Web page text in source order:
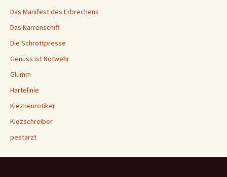
Das Manifest des Erbrechens
Das Narrenschiff
Die Schrottpresse
Genuss ist Notwehr
Glumm
Hartelinie
Kiezneurotiker
Kiezschreiber
pestarzt